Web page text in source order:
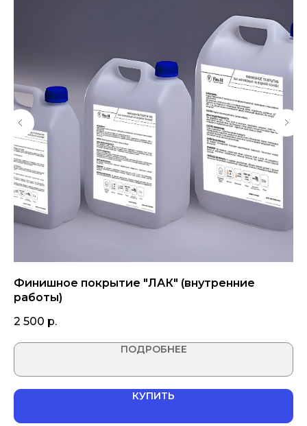
Финишное покрытие "ЛАК" (внутренние
работы)
2 500 р.
ПОДРОБНЕЕ
КУПИТЬ